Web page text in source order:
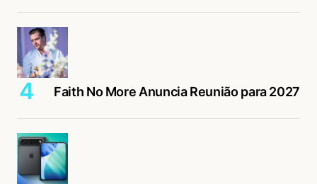
Faith No More Anuncia Reunião para 2027